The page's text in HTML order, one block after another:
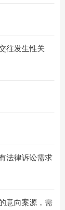
往发生性关
法律诉讼需求
意向案源，需